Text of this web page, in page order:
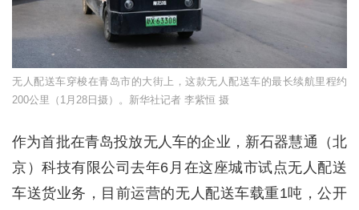
无人配送车穿梭在青岛市的大街上，这款无人配送车的最长续航里程约
200公里（1月28日摄）。新华社记者 李紫恒 摄
作为首批在青岛投放无人车的企业，新石器慧通（北
京）科技有限公司去年6月在这座城市试点无人配送
车送货业务，目前运营的无人配送车载重1吨，公开